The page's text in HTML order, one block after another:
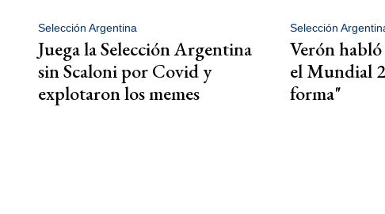
Selección Argentina
Juega la Selección Argentina
sin Scaloni por Covid y
explotaron los memes
Selección
Verón
el Mundial
forma"